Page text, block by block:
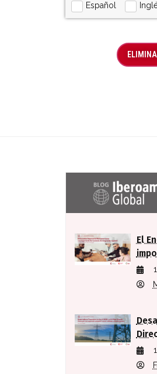
Español
Últimas
El